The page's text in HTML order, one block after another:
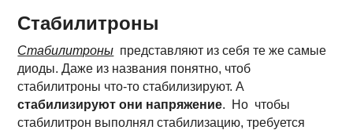
Стабилитроны
Стабилитроны представляют из себя те же самые
диоды. Даже из названия понятно, чтоб
стабилитроны что-то стабилизируют. А
стабилизируют они напряжение. Но чтобы
стабилитрон выполнял стабилизацию, требуется